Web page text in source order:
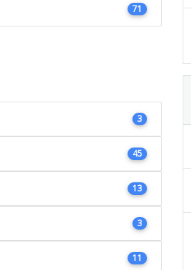
71
3
45
13
3
11